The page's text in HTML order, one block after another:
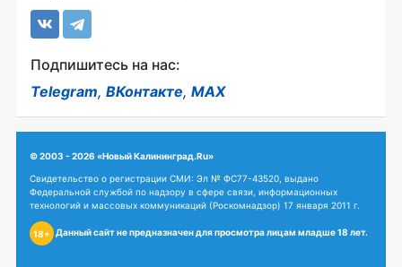
Подпишитесь на нас:
Telegram, ВКонтакте, MAX
© 2003 - 2026 «Новый Калининград.Ru»
Свидетельство о регистрации СМИ: Эл № ФС77-43520, выдано
Федеральной службой по надзору в сфере связи, информационных
технологий и массовых коммуникаций (Роскомнадзор) 17 января 2011 г.
18+ Данный сайт не предназначен для просмотра лицам младше 18 лет.